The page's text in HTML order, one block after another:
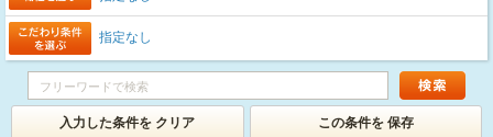
指定なし
入力した条件を クリア この条件を 保存